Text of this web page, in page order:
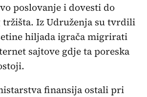
poslovanje i dovesti do
tržišta. Iz Udruženja su tvrdili
hiljada igrača migrirati
sajtove gdje ta poreska
finansija ostali pri